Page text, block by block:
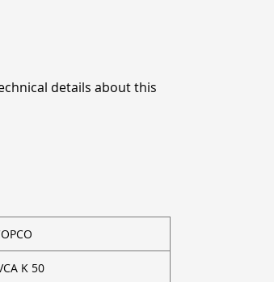
details about this
K 50